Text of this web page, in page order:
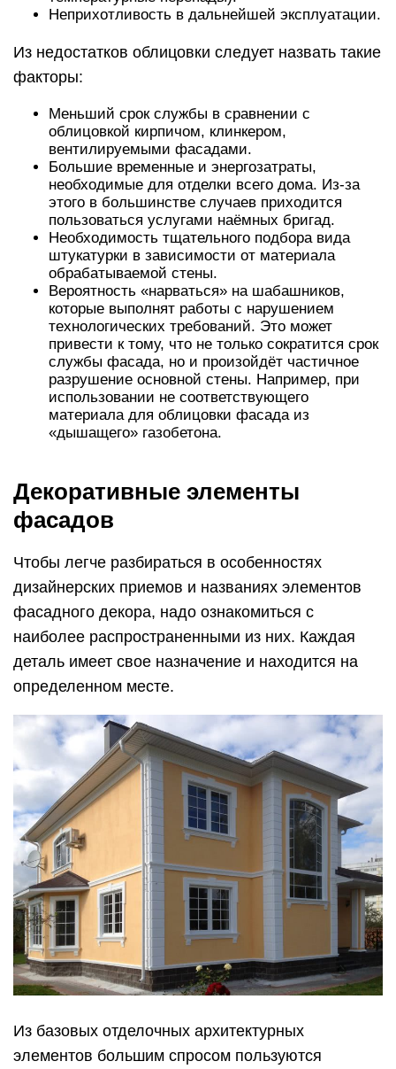
Неприхотливость в дальнейшей эксплуатации.
Из недостатков облицовки следует назвать такие
факторы:
Меньший срок службы в сравнении с
облицовкой кирпичом, клинкером,
вентилируемыми фасадами.
Большие временные и энергозатраты,
необходимые для отделки всего дома. Из-за
этого в большинстве случаев приходится
пользоваться услугами наёмных бригад.
Необходимость тщательного подбора вида
штукатурки в зависимости от материала
обрабатываемой стены.
Вероятность «нарваться» на шабашников,
которые выполнят работы с нарушением
технологических требований. Это может
привести к тому, что не только сократится срок
службы фасада, но и произойдёт частичное
разрушение основной стены. Например, при
использовании не соответствующего
материала для облицовки фасада из
«дышащего» газобетона.
Декоративные элементы
фасадов
Чтобы легче разбираться в особенностях
дизайнерских приемов и названиях элементов
фасадного декора, надо ознакомиться с
наиболее распространенными из них. Каждая
деталь имеет свое назначение и находится на
определенном месте.
Из базовых отделочных архитектурных
элементов большим спросом пользуются